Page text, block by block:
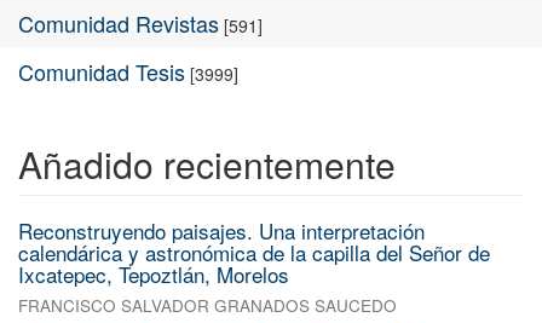
Comunidad Revistas [591]
Comunidad Tesis [3999]
Añadido recientemente
Reconstruyendo paisajes. Una interpretación
calendárica y astronómica de la capilla del Señor de
Ixcatepec, Tepoztlán, Morelos
FRANCISCO SALVADOR GRANADOS SAUCEDO